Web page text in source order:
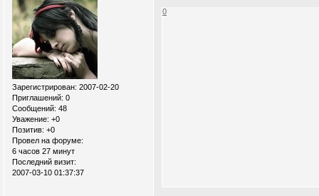
Зарегистрирован: 2007-02-20
Приглашений: 0
Сообщений: 48
Уважение: +0
Позитив: +0
Провел на форуме:
6 часов 27 минут
Последний визит:
2007-03-10 01:37:37
0